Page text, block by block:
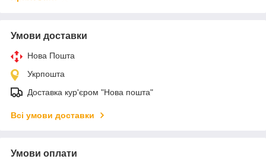
Умови доставки
Нова Пошта
Укрпошта
Доставка кур'єром "Нова пошта"
Всі умови доставки
Умови оплати